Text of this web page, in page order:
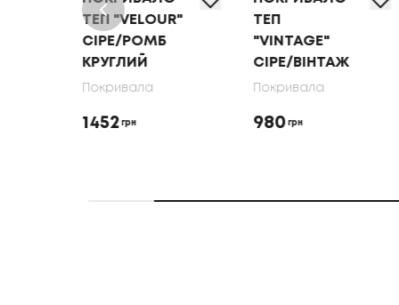
ТЕП "VELOUR"
СІРЕ/РОМБ
КРУГЛИЙ
Покривала
1452 грн
ТЕП
"VINTAGE"
СІРЕ/ВІНТАЖ
Покривала
980 грн